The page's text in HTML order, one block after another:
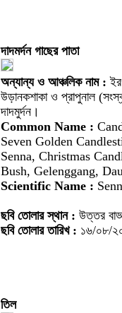
দাদমর্দন গাছের পাতা
অন্যান্য ও আঞ্চলিক নাম :
উড়ানকশাকা ও প্রাপুনাল
দাদমুর্দন।
Common Name :
Seven Golden
Senna, Christmas
Bush, Gelenggang,
Scientific Name :
ছবি তোলার স্থান : উত্তর
ছবি তোলার তারিখ : ১৬/০৮/
তিল